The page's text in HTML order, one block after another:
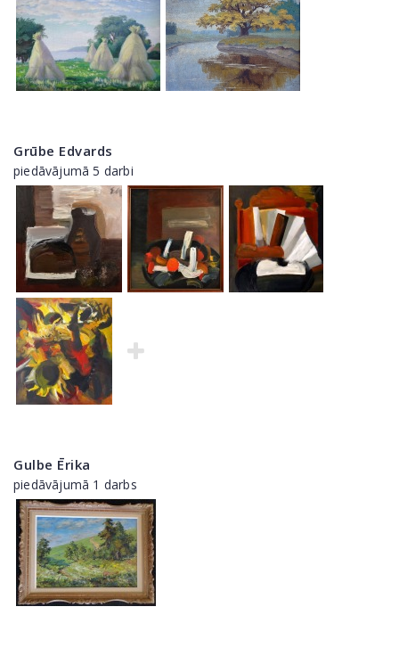
Grūbe Edvards
piedāvājumā 5 darbi
Gulbe Ērika
piedāvājumā 1 darbs